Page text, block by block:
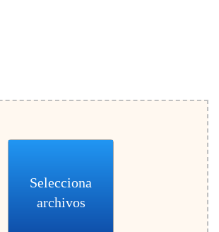
Selecciona
archivos